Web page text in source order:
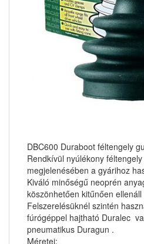
DBC600 Duraboot féltengely
Rendkívül nyúlékony
megjelenésében a gyárihoz
Kiváló minőségű neoprén
köszönhetően kitűnően
Felszerelésüknél szintén
fúrógéppel hajtható Duralec
pneumatikus Duragun .
Méretei: